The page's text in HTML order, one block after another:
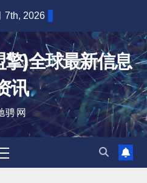
7th, 2026
)全球最新信息
讯
骋网